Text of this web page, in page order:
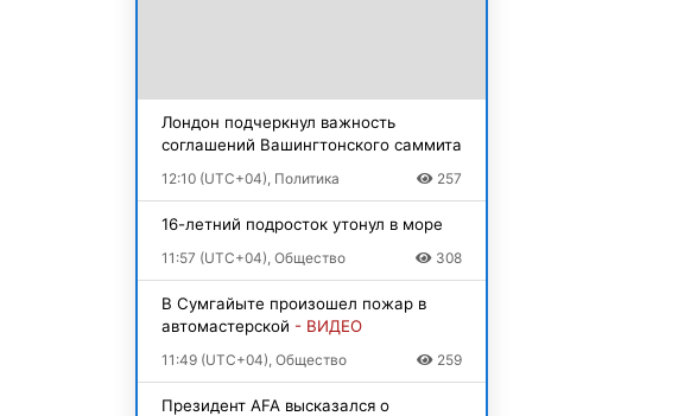
Лондон подчеркнул важность
соглашений Вашингтонского саммита
12:10 (UTC+04), Политика 257
16-летний подросток утонул в море
11:57 (UTC+04), Общество 308
В Сумгайыте произошел пожар в
автомастерской - ВИДЕО
11:49 (UTC+04), Общество 259
Президент AFA высказался о